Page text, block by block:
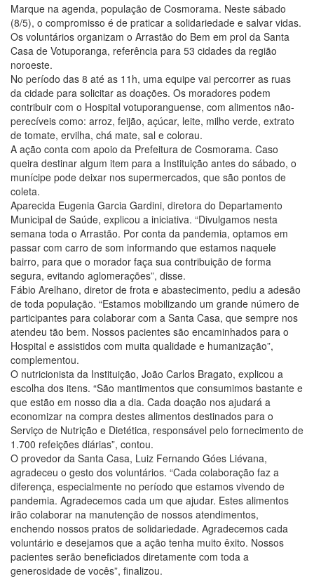
Marque na agenda, população de Cosmorama. Neste sábado
(8/5), o compromisso é de praticar a solidariedade e salvar vidas.
Os voluntários organizam o Arrastão do Bem em prol da Santa
Casa de Votuporanga, referência para 53 cidades da região
noroeste.
No período das 8 até as 11h, uma equipe vai percorrer as ruas
da cidade para solicitar as doações. Os moradores podem
contribuir com o Hospital votuporanguense, com alimentos não-
perecíveis como: arroz, feijão, açúcar, leite, milho verde, extrato
de tomate, ervilha, chá mate, sal e colorau.
A ação conta com apoio da Prefeitura de Cosmorama. Caso
queira destinar algum item para a Instituição antes do sábado, o
munícipe pode deixar nos supermercados, que são pontos de
coleta.
Aparecida Eugenia Garcia Gardini, diretora do Departamento
Municipal de Saúde, explicou a iniciativa. “Divulgamos nesta
semana toda o Arrastão. Por conta da pandemia, optamos em
passar com carro de som informando que estamos naquele
bairro, para que o morador faça sua contribuição de forma
segura, evitando aglomerações”, disse.
Fábio Arelhano, diretor de frota e abastecimento, pediu a adesão
de toda população. “Estamos mobilizando um grande número de
participantes para colaborar com a Santa Casa, que sempre nos
atendeu tão bem. Nossos pacientes são encaminhados para o
Hospital e assistidos com muita qualidade e humanização”,
complementou.
O nutricionista da Instituição, João Carlos Bragato, explicou a
escolha dos itens. “São mantimentos que consumimos bastante e
que estão em nosso dia a dia. Cada doação nos ajudará a
economizar na compra destes alimentos destinados para o
Serviço de Nutrição e Dietética, responsável pelo fornecimento de
1.700 refeições diárias”, contou.
O provedor da Santa Casa, Luiz Fernando Góes Liévana,
agradeceu o gesto dos voluntários. “Cada colaboração faz a
diferença, especialmente no período que estamos vivendo de
pandemia. Agradecemos cada um que ajudar. Estes alimentos
irão colaborar na manutenção de nossos atendimentos,
enchendo nossos pratos de solidariedade. Agradecemos cada
voluntário e desejamos que a ação tenha muito êxito. Nossos
pacientes serão beneficiados diretamente com toda a
generosidade de vocês”, finalizou.